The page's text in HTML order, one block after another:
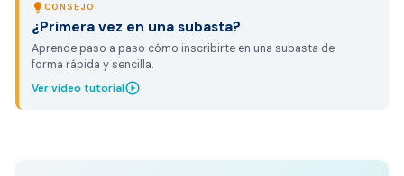
lightbulb CONSEJO
¿Primera vez en una subasta?
Aprende paso a paso cómo inscribirte en una subasta de
forma rápida y sencilla.
Ver video tutorialplay_circle_outline